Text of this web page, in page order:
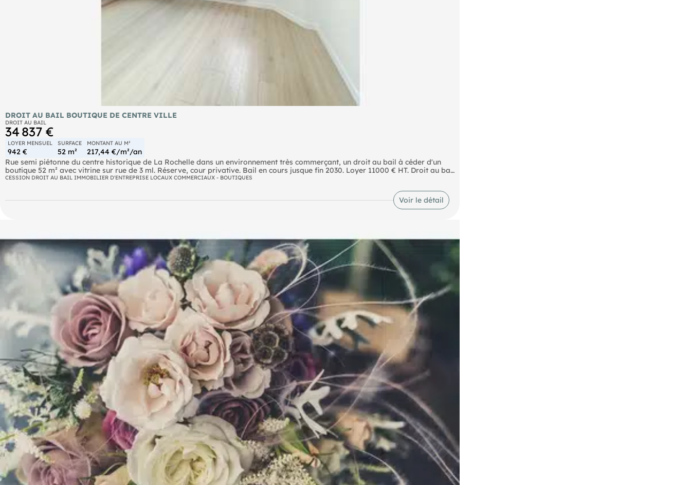
DROIT AU BAIL BOUTIQUE DE CENTRE VILLE
DROIT AU BAIL
34 837 €
LOYER MENSUEL
942 €
SURFACE
52 m²
MONTANT AU M²
217,44 €/m²/an
Rue semi piétonne du centre historique de La Rochelle dans un environnement très commerçant, un droit au bail à céder d'un
boutique 52 m² avec vitrine sur rue de 3 ml. Réserve, cour privative. Bail en cours jusque fin 2030. Loyer 11000 € HT. Droit au bail
32000 €. Honoraires agence à charge cessionnaire. PAS DE RESTAURATION POSSIBLE.
- Loyer annuel : 11307 € HT
- Honoraires : 2837 € HT
CESSION DROIT AU BAIL IMMOBILIER D'ENTREPRISE LOCAUX COMMERCIAUX - BOUTIQUES
Voir le détail